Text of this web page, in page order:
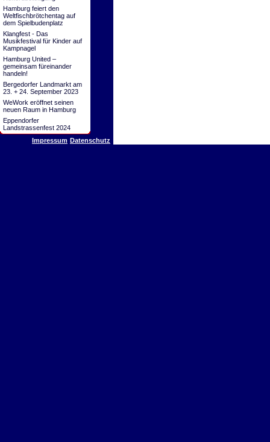
Hamburg feiert den
Weltfischbrötchentag auf
dem Spielbudenplatz
Klangfest - Das
Musikfestival für Kinder auf
Kampnagel
Hamburg United –
gemeinsam füreinander
handeln!
Bergedorfer Landmarkt am
23. + 24. September 2023
WeWork eröffnet seinen
neuen Raum in Hamburg
Eppendorfer
Landstrassenfest 2024
Impressum Datenschutz